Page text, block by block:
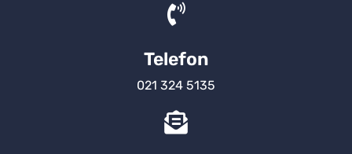
Telefon
021 324 5135